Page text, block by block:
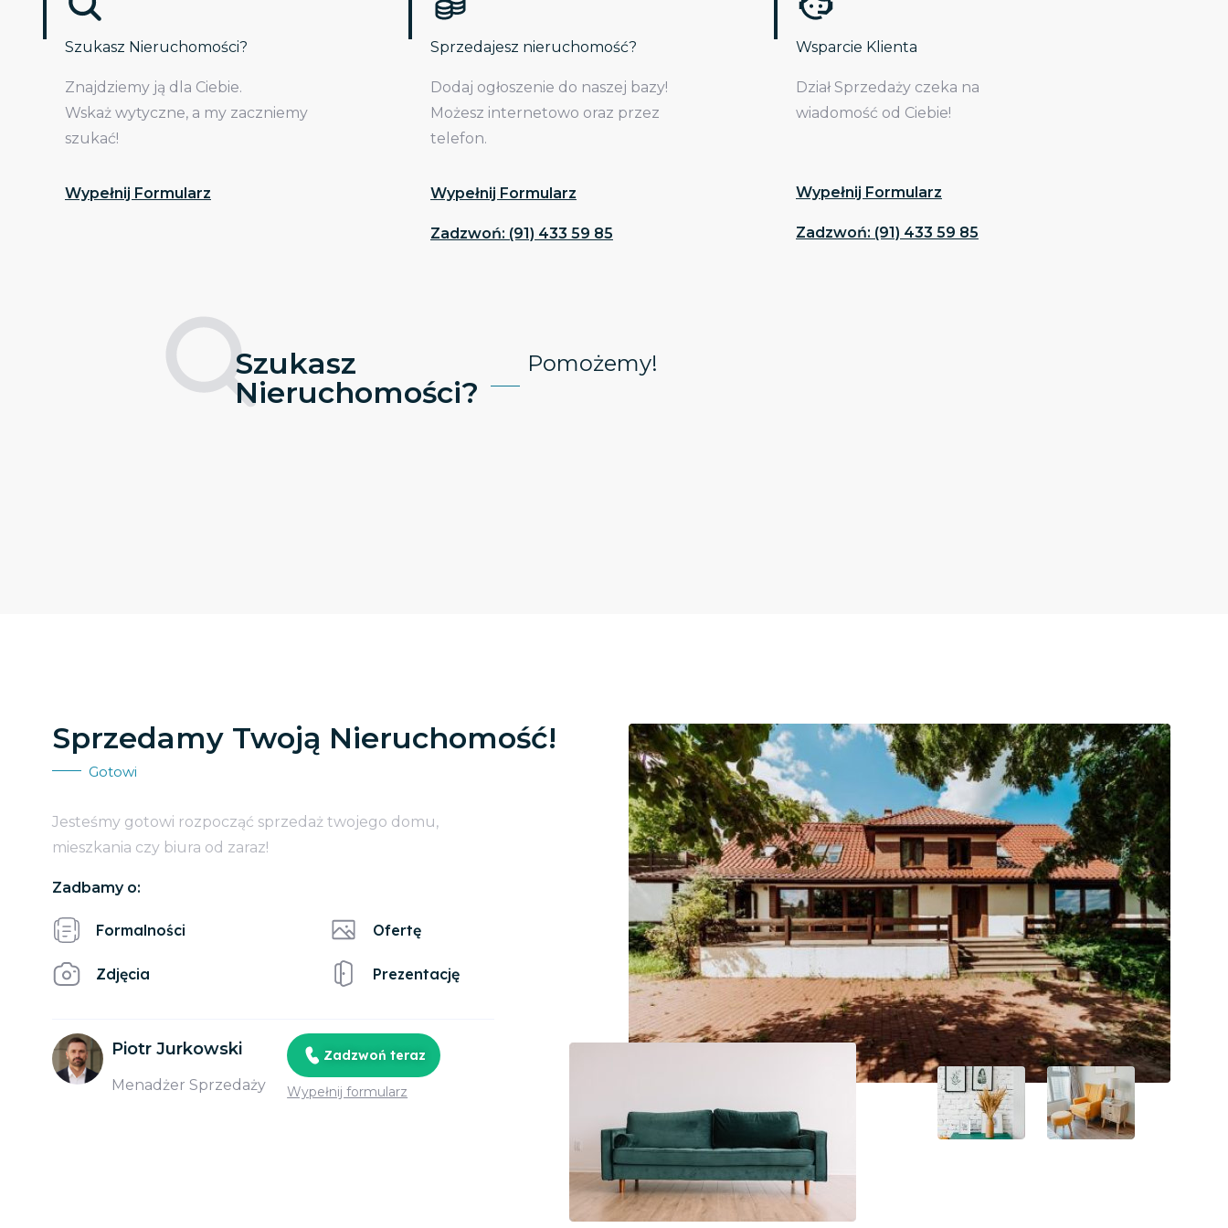
Szukasz Nieruchomości?
Znajdziemy ją dla Ciebie.
Wskaż wytyczne, a my zaczniemy
szukać!
Wypełnij Formularz
Sprzedajesz nieruchomość?
Dodaj ogłoszenie do naszej bazy!
Możesz internetowo oraz przez
telefon.
Wypełnij Formularz
Zadzwoń: (91) 433 59 85
Wsparcie Klienta
Dział Sprzedaży czeka na
wiadomość od Ciebie!
Wypełnij Formularz
Zadzwoń: (91) 433 59 85
Szukasz
Nieruchomości?
Pomożemy!
Sprzedamy Twoją Nieruchomość!
Gotowi
Jesteśmy gotowi rozpocząć sprzedaż twojego domu,
mieszkania czy biura od zaraz!
Zadbamy o:
Formalności
Zdjęcia
Ofertę
Prezentację
Piotr Jurkowski
Menadżer Sprzedaży
Zadzwoń teraz
Wypełnij formularz